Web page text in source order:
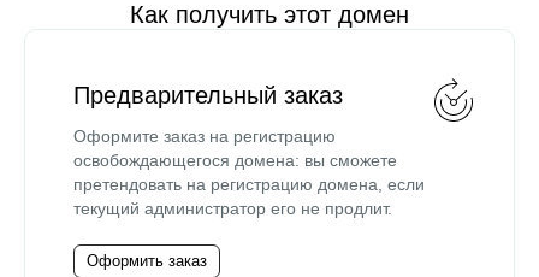
Как получить этот домен
Предварительный заказ
Оформите заказ на регистрацию
освобождающегося домена: вы сможете
претендовать на регистрацию домена, если
текущий администратор его не продлит.
Оформить заказ